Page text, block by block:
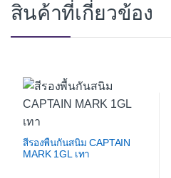
สินค้าที่เกี่ยวข้อง
สีรองพื้นกันสนิม CAPTAIN
MARK 1GL เทา